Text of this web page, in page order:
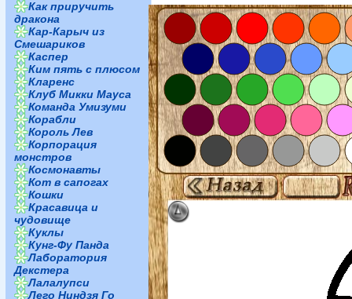
Как приручить
дракона
Кар-Карыч из
Смешариков
Каспер
Ким пять с плюсом
Кларенс
Клуб Микки Мауса
Команда Умизуми
Корабли
Король Лев
Корпорация
монстров
Космонавты
Кот в сапогах
Кошки
Красавица и
чудовище
Куклы
Кунг-Фу Панда
Лаборатория
Декстера
Лалалупси
Лего Ниндзя Го